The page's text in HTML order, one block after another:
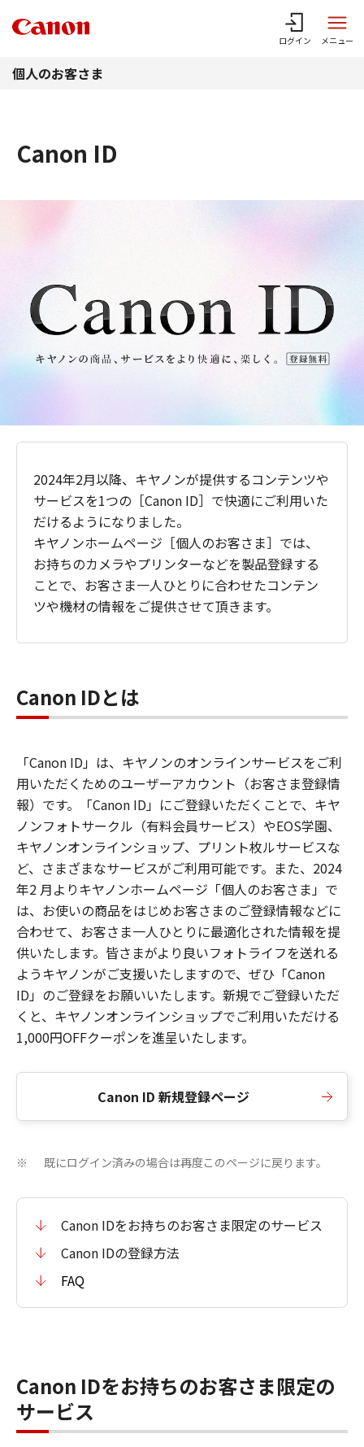
ログイン メニュー
個人のお客さま
Canon ID
2024年2月以降、キヤノンが提供するコンテンツや
サービスを1つの［Canon ID］で快適にご利用いた
だけるようになりました。
キヤノンホームページ［個人のお客さま］では、
お持ちのカメラやプリンターなどを製品登録する
ことで、お客さま一人ひとりに合わせたコンテン
ツや機材の情報をご提供させて頂きます。
Canon IDとは
「Canon ID」は、キヤノンのオンラインサービスをご利
用いただくためのユーザーアカウント（お客さま登録情
報）です。「Canon ID」にご登録いただくことで、キヤ
ノンフォトサークル（有料会員サービス）やEOS学園、
キヤノンオンラインショップ、プリント枚ルサービスな
ど、さまざまなサービスがご利用可能です。また、2024
年2 月よりキヤノンホームページ「個人のお客さま」で
は、お使いの商品をはじめお客さまのご登録情報などに
合わせて、お客さま一人ひとりに最適化された情報を提
供いたします。皆さまがより良いフォトライフを送れる
ようキヤノンがご支援いたしますので、ぜひ「Canon
ID」のご登録をお願いいたします。新規でご登録いただ
くと、キヤノンオンラインショップでご利用いただける
1,000円OFFクーポンを進呈いたします。
Canon ID 新規登録ページ
※ 既にログイン済みの場合は再度このページに戻ります。
Canon IDをお持ちのお客さま限定のサービス
Canon IDの登録方法
FAQ
Canon IDをお持ちのお客さま限定の
サービス